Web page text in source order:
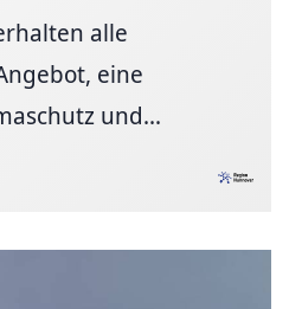
alle
eine
und...